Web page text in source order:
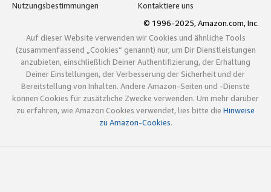
Nutzungsbestimmungen
Kontaktiere uns
© 1996-2025, Amazon.com, Inc.
Auf dieser Website verwenden wir Cookies und ähnliche Tools
(zusammenfassend „Cookies“ genannt) nur, um Dir Dienstleistungen
anzubieten, einschließlich Deiner Authentifizierung, der Erhaltung
Deiner Einstellungen, der Verbesserung der Sicherheit und der
Bereitstellung von Inhalten. Andere Amazon-Seiten und -Dienste
können Cookies für zusätzliche Zwecke verwenden. Um mehr darüber
zu erfahren, wie Amazon Cookies verwendet, lies bitte die Hinweise
zu Amazon-Cookies.